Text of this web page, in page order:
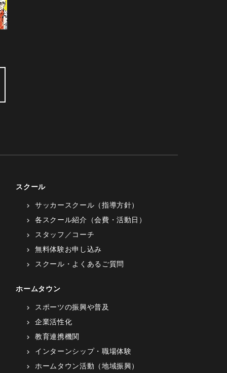
スクール
サッカースクール（指導方針）
各スクール紹介（会費・活動日）
スタッフ／コーチ
無料体験お申し込み
スクール・よくあるご質問
ホームタウン
スポーツの振興や普及
企業活性化
教育連携機関
インターンシップ・職場体験
ホームタウン活動（地域振興）